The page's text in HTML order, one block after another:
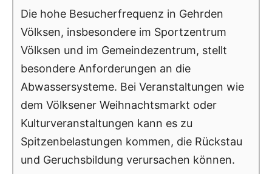
Die hohe Besucherfrequenz in Gehrden
Völksen, insbesondere im Sportzentrum
Völksen und im Gemeindezentrum, stellt
besondere Anforderungen an die
Abwassersysteme. Bei Veranstaltungen wie
dem Völksener Weihnachtsmarkt oder
Kulturveranstaltungen kann es zu
Spitzenbelastungen kommen, die Rückstau
und Geruchsbildung verursachen können.